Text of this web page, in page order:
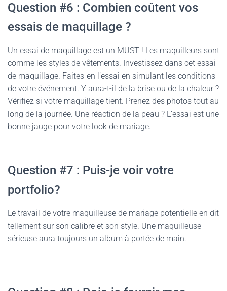
Question #6 : Combien coûtent vos
essais de maquillage ?
Un essai de maquillage est un MUST ! Les maquilleurs sont
comme les styles de vêtements. Investissez dans cet essai
de maquillage. Faites-en l’essai en simulant les conditions
de votre événement. Y aura-t-il de la brise ou de la chaleur ?
Vérifiez si votre maquillage tient. Prenez des photos tout au
long de la journée. Une réaction de la peau ? L’essai est une
bonne jauge pour votre look de mariage.
Question #7 : Puis-je voir votre
portfolio?
Le travail de votre maquilleuse de mariage potentielle en dit
tellement sur son calibre et son style. Une maquilleuse
sérieuse aura toujours un album à portée de main.